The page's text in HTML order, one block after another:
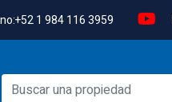
+52 1 984 116 3959